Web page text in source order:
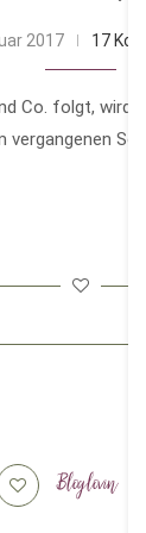
2017 17
Co. folgt, wird
vergangenen
Bloglovin